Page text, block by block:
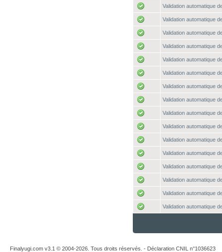
Validation automatique
Validation automatique
Validation automatique
Validation automatique
Validation automatique
Validation automatique
Validation automatique
Validation automatique
Validation automatique
Validation automatique
Validation automatique
Validation automatique
Validation automatique
Validation automatique
Validation automatique
Validation automatique
Finalyugi.com v3.1 © 2004-2026. Tous droits réservés. - Déclaration CNIL n°1036623